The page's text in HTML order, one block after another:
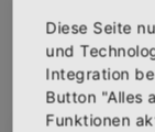
Kapuzen
Vorderseite
Diese Seite
und
Integration
Button "Alles
Funktionen